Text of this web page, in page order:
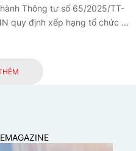
Thông tư số 65/2025/TT-
quy định xếp hạng tổ chức tài
EMAGAZINE